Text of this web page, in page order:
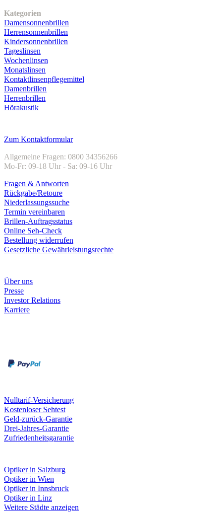
Kategorien
Damensonnenbrillen
Herrensonnenbrillen
Kindersonnenbrillen
Tageslinsen
Wochenlinsen
Monatslinsen
Kontaktlinsenpflegemittel
Damenbrillen
Herrenbrillen
Hörakustik
Zum Kontaktformular
Allgemeine Fragen: 0800 34356266
Mo-Fr: 09-18 Uhr - Sa: 09-16 Uhr
Fragen & Antworten
Rückgabe/Retoure
Niederlassungssuche
Termin vereinbaren
Brillen-Auftragsstatus
Online Seh-Check
Bestellung widerrufen
Gesetzliche Gewährleistungsrechte
Über uns
Presse
Investor Relations
Karriere
Nulltarif-Versicherung
Kostenloser Sehtest
Geld-zurück-Garantie
Drei-Jahres-Garantie
Zufriedenheitsgarantie
Optiker in Salzburg
Optiker in Wien
Optiker in Innsbruck
Optiker in Linz
Weitere Städte anzeigen